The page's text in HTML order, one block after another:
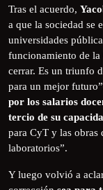
Tras el acuerdo,
a que la sociedad se
universidades
funcionamiento de
cerrar. Es un triunfo
para un mejor
por los salarios
tercio de su
para CyT y las
laboratorios”.
Y luego volvió a